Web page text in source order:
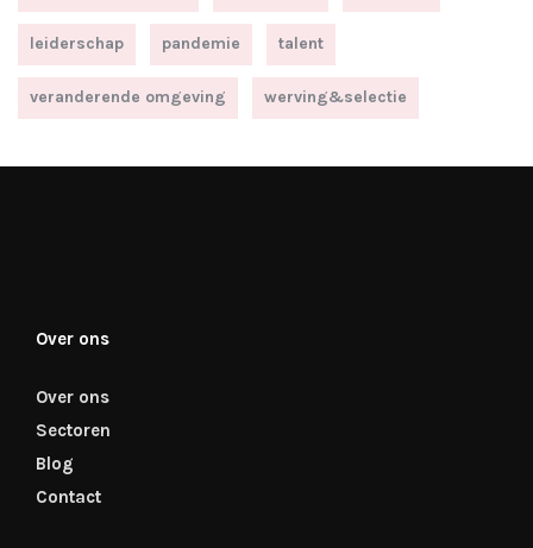
leiderschap pandemie talent
veranderende omgeving werving&selectie
Over ons
Over ons
Sectoren
Blog
Contact